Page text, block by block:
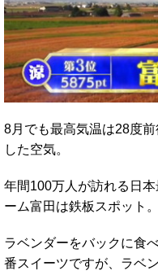
8月でも最高気温は28度
した空気。
年間100万人が訪れる日
ーム富田は鉄板スポット。
ラベンダーをバックに食
番スイーツですが、ラベ